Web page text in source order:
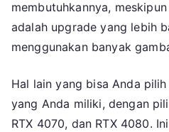
membutuhkannya,
adalah upgrade yang lebih
menggunakan banyak
Hal lain yang bisa Anda
yang Anda miliki, dengan
RTX 4070, dan RTX 4080.